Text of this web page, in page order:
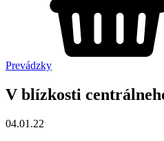
Prevádzky
V blízkosti
04.01.22